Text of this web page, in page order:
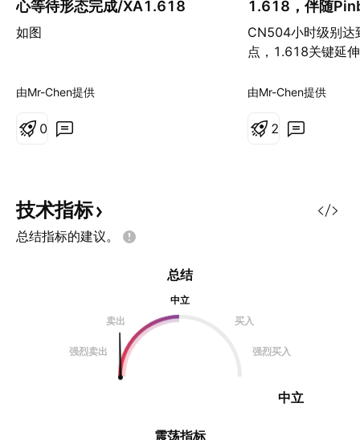
心等待形态完成/XA1.618
如图
由Mr-Chen提供
0
1.618，伴随
CN504小时级别达
点，1.618关键延
线Pinbar
由Mr-Chen提供
2
技术指标
总结指标的建议。
震荡指标
总结
中立
卖出
买入
强烈卖出 强烈买入
中立